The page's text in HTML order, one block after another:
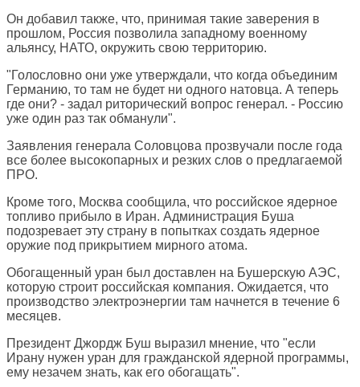
Он добавил также, что, принимая такие заверения в
прошлом, Россия позволила западному военному
альянсу, НАТО, окружить свою территорию.
"Голословно они уже утверждали, что когда объединим
Германию, то там не будет ни одного натовца. А теперь
где они? - задал риторический вопрос генерал. - Россию
уже один раз так обманули".
Заявления генерала Соловцова прозвучали после года
все более высокопарных и резких слов о предлагаемой
ПРО.
Кроме того, Москва сообщила, что российское ядерное
топливо прибыло в Иран. Администрация Буша
подозревает эту страну в попытках создать ядерное
оружие под прикрытием мирного атома.
Обогащенный уран был доставлен на Бушерскую АЭС,
которую строит российская компания. Ожидается, что
производство электроэнергии там начнется в течение 6
месяцев.
Президент Джордж Буш выразил мнение, что "если
Ирану нужен уран для гражданской ядерной программы,
ему незачем знать, как его обогащать".